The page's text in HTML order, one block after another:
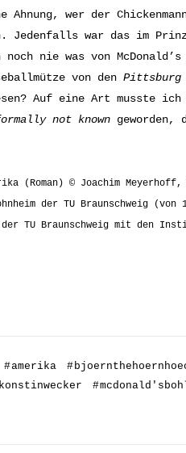
Ahnung, wer der
Jedenfalls war das im
nie was von
von den Pittsburg
Auf eine Art musste ich
not known geworden,
(Roman) © Joachim Meyerhoff,
der TU Braunschweig (von
TU Braunschweig mit den
#amerika #
konstinwecker #